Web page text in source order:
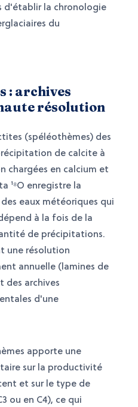
d'établir la chronologie
du
: archives
résolution
(spéléothèmes) des
de calcite à
chargées en calcium et
¹⁸O enregistre la
eaux météoriques qui
à la fois de la
de précipitations.
une résolution
annuelle (lamines de
des archives
d'une
apporte une
sur la productivité
et sur le type de
ou en C4), ce qui